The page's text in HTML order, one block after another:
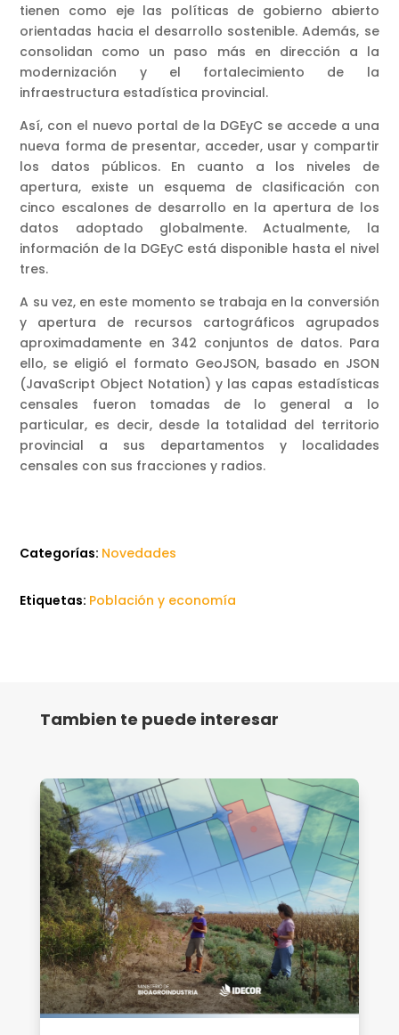
tienen como eje las políticas de gobierno abierto
orientadas hacia el desarrollo sostenible. Además, se
consolidan como un paso más en dirección a la
modernización y el fortalecimiento de la
infraestructura estadística provincial.
Así, con el nuevo portal de la DGEyC se accede a una
nueva forma de presentar, acceder, usar y compartir
los datos públicos. En cuanto a los niveles de
apertura, existe un esquema de clasificación con
cinco escalones de desarrollo en la apertura de los
datos adoptado globalmente. Actualmente, la
información de la DGEyC está disponible hasta el nivel
tres.
A su vez, en este momento se trabaja en la conversión
y apertura de recursos cartográficos agrupados
aproximadamente en 342 conjuntos de datos. Para
ello, se eligió el formato GeoJSON, basado en JSON
(JavaScript Object Notation) y las capas estadísticas
censales fueron tomadas de lo general a lo
particular, es decir, desde la totalidad del territorio
provincial a sus departamentos y localidades
censales con sus fracciones y radios.
Categorías: Novedades
Etiquetas: Población y economía
Tambien te puede interesar